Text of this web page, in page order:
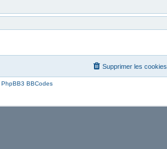
Supprimer les cookies
PhpBB3 BBCodes